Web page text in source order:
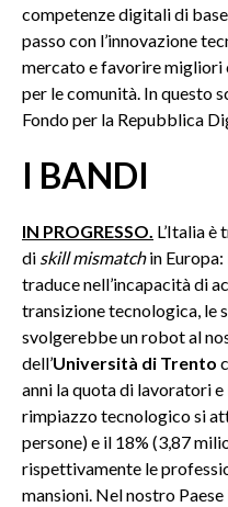
competenze digitali di
passo con l’innovazione
mercato e favorire migliori
per le comunità. In questo
Fondo per la Repubblica
I BANDI
IN PROGRESSO. L’Italia è
di skill mismatchin Europa:
traduce nell’incapacità di
transizione tecnologica, le
svolgerebbe un robot al
dell’Università di Trento
anni la quota di lavoratori
rimpiazzo tecnologico si
persone) e il 18% (3,87
rispettivamente le
mansioni. Nel nostro